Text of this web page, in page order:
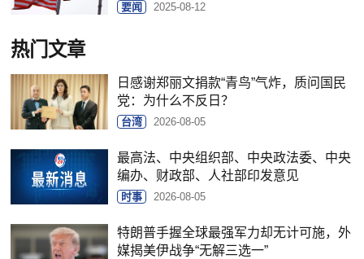
要闻 2025-08-12
热门文章
日感谢郑丽文捐款“青鸟”气炸，质问国民
党：为什么不反日？
台湾 2026-08-05
最高法、中央组织部、中央政法委、中央
编办、财政部、人社部印发意见
时事 2026-08-05
特朗普手握全球最强军力却无计可施，外
媒揭美伊战争“无解三选一”